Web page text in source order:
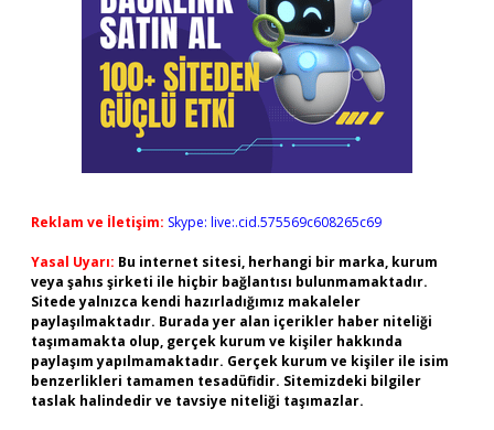
Reklam ve İletişim: Skype: live:.cid.575569c608265c69
Yasal Uyarı: Bu internet sitesi, herhangi bir marka, kurum
veya şahıs şirketi ile hiçbir bağlantısı bulunmamaktadır.
Sitede yalnızca kendi hazırladığımız makaleler
paylaşılmaktadır. Burada yer alan içerikler haber niteliği
taşımamakta olup, gerçek kurum ve kişiler hakkında
paylaşım yapılmamaktadır. Gerçek kurum ve kişiler ile isim
benzerlikleri tamamen tesadüfidir. Sitemizdeki bilgiler
taslak halindedir ve tavsiye niteliği taşımazlar.